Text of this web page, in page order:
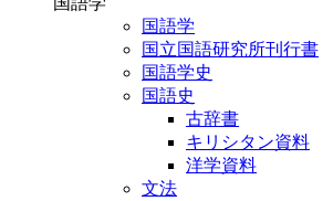
国語学
国立国語研究所刊行書
国語学史
国語史
古辞書
キリシタン資料
洋学資料
文法